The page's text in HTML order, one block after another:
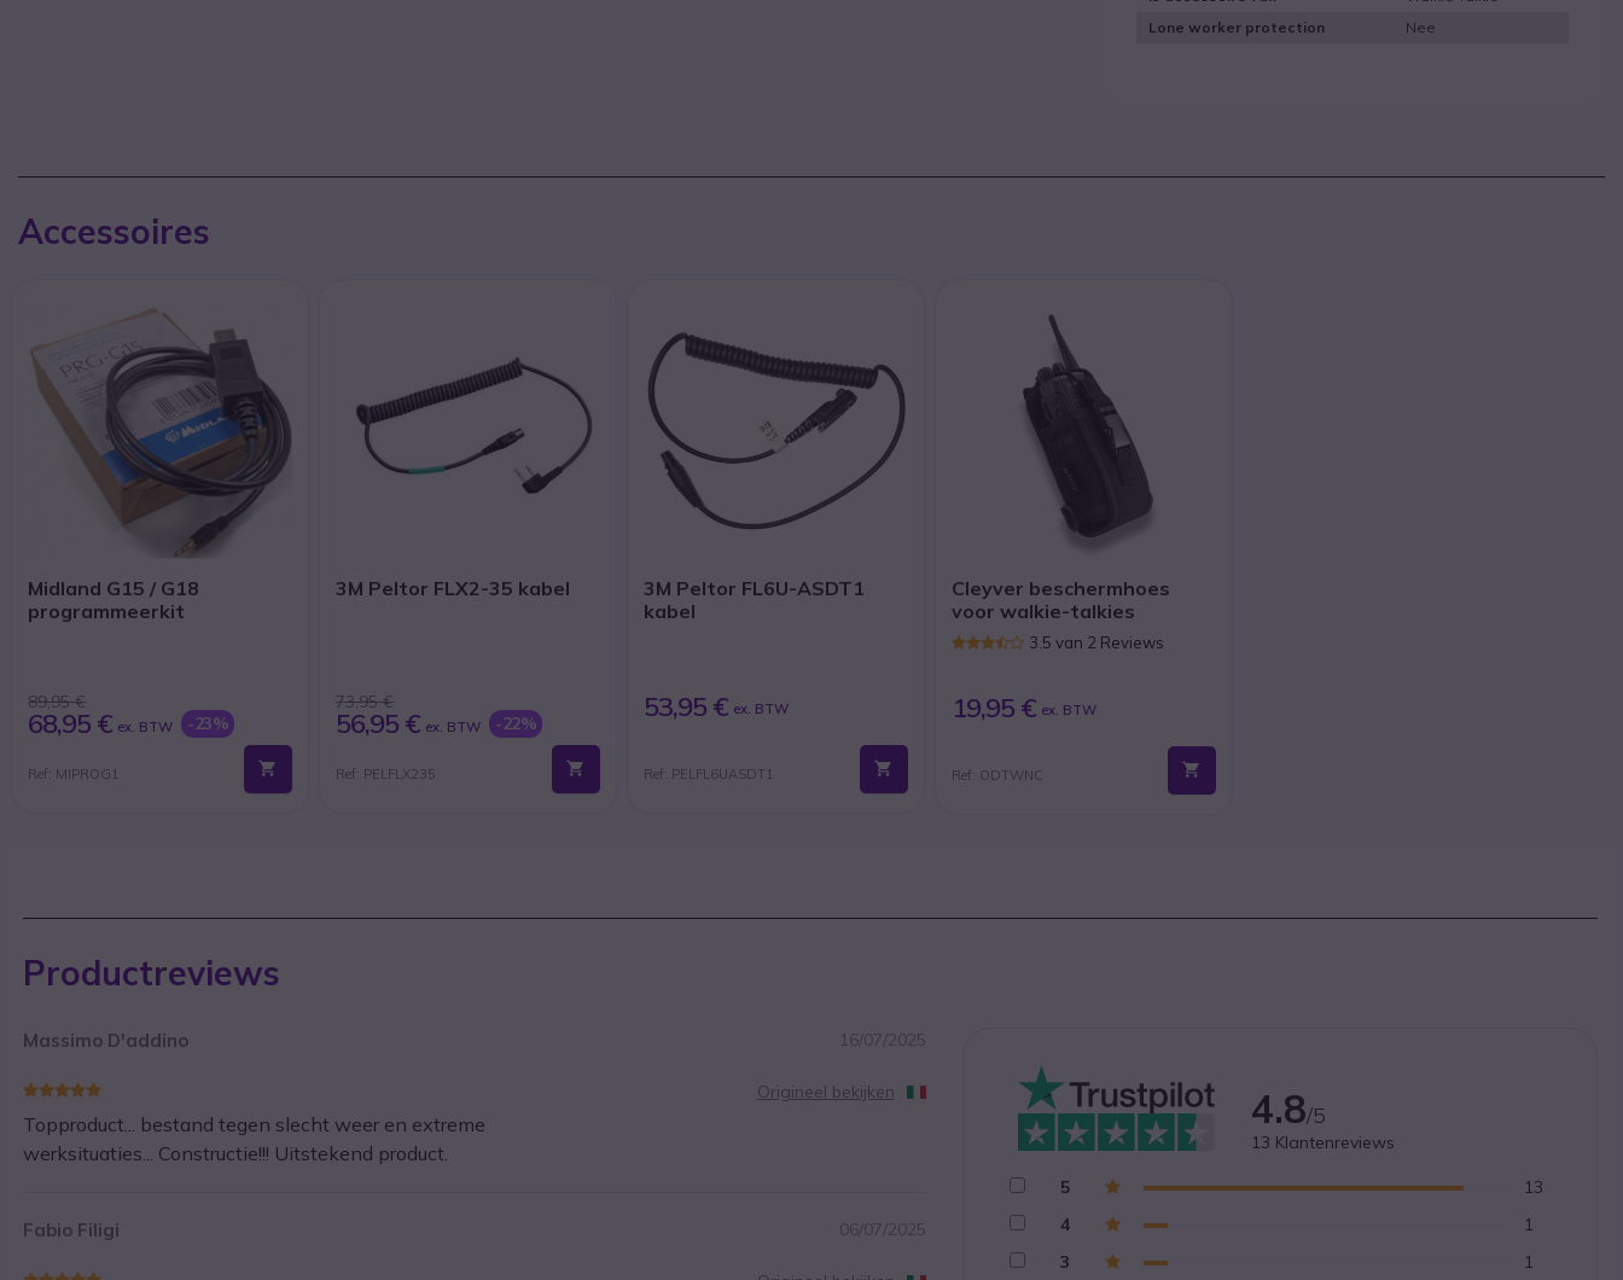
Lone worker protection
Nee
Accessoires
Midland G15 / G18
programmeerkit
89,95 €
68,95 € ex. BTW -23%
Ref: MIPROG1
3M Peltor FLX2-35 kabel
73,95 €
56,95 € ex. BTW -22%
Ref: PELFLX235
3M Peltor FL6U-ASDT1
kabel
53,95 € ex. BTW
Ref: PELFL6UASDT1
Cleyver beschermhoes
voor walkie-talkies
3.5 van 2 Reviews
19,95 € ex. BTW
Ref: ODTWNC
Productreviews
Massimo D'addino 16/07/2025
Topproduct... bestand tegen slecht weer en extreme
werksituaties... Constructie!!! Uitstekend product.
Origineel bekijken
Fabio Filigi 06/07/2025
4.8/5
13 Klantenreviews
5
13
4
1
3
1